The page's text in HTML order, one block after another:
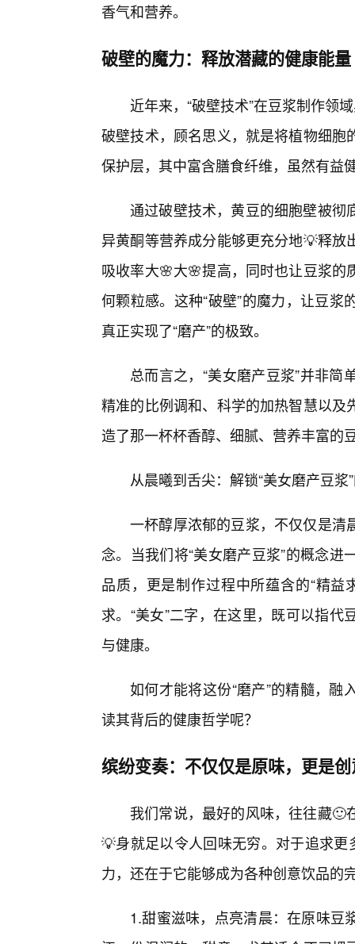
香气和营养。
破壁的魔力：释放潜藏的健康能量
近年来，“破壁技术”在豆浆制作领
破壁技术，顾名思义，就是将植物细
保护层，其中富含膳食纤维，虽然有益
通过破壁技术，黄豆的细胞壁被彻
异黄酮等营养成分能够更充分地💡释
吸收率大🌸大🌸提高，同时也让豆浆
何颗粒感。这种“破壁”的魔力，让豆
真正实现了“磨产”的极致。
总而言之，“美女磨产豆浆”并非
精准的比例调和、科学的加热智慧以
造了那一杯杯香醇、细腻、营养丰富的
从晨曦到舌尖：解锁“美女磨产豆
一杯醇厚浓郁的豆浆，不仅仅是清
念。当我们将“美女磨产豆浆”的概念
品质，更是制作过程中所蕴含的“精
求。“美女”二字，在这里，既可以指
与健康。
如何才能将这份“磨产”的精髓，
读其背后的健康哲学呢？
缤纷变奏：不仅仅是原味，更是
我们常说，最好的风味，往往藏
💡身就足以令人回味无穷。对于追求
力，还在于它能够成为各种创意饮品的
1.甜蜜滋味，点亮清晨：在原味豆